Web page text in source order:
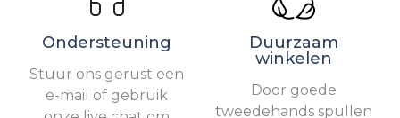
Ondersteuning
Stuur ons gerust een
e-mail of gebruik
Duurzaam
winkelen
Door goede
tweedehands spullen